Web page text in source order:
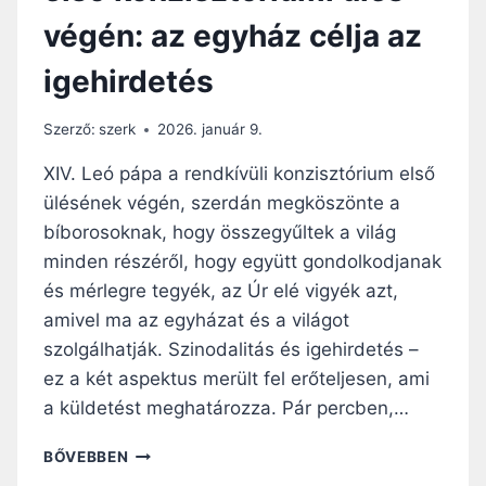
R
E
N
C
Ö
R
K
É
G
E
végén: az egyház célja az
igehirdetés
Szerző: szerk 2026. január 9.
XIV. Leó pápa a rendkívüli konzisztórium első
ülésének végén, szerdán megköszönte a
bíborosoknak, hogy összegyűltek a világ
minden részéről, hogy együtt gondolkodjanak
és mérlegre tegyék, az Úr elé vigyék azt,
amivel ma az egyházat és a világot
szolgálhatják. Szinodalitás és igehirdetés –
ez a két aspektus merült fel erőteljesen, ami
a küldetést meghatározza. Pár percben,…
BŐVEBBEN